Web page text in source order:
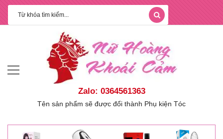
Zalo: 0364561363
Tên sản phẩm sẽ được đổi thành Phụ kiện Tóc